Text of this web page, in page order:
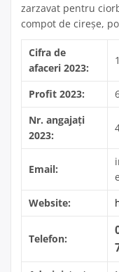
zarzavat pentru
compot de cireșe,
Cifra de
afaceri 2023:
Profit 2023:
Nr. angajați
2023:
Email:
Website:
Telefon: